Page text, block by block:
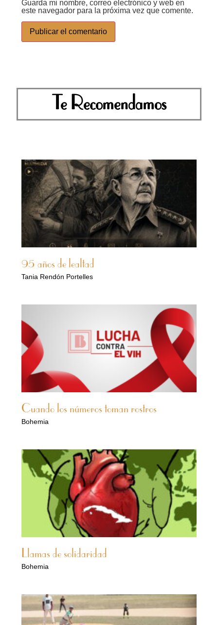
Guarda mi nombre, correo electrónico y web en
este navegador para la próxima vez que comente.
Te Recomendamos
95 años de lealtad
Tania Rendón Portelles
Cuando los números toman rostros
Bohemia
Llamas de solidaridad
Bohemia